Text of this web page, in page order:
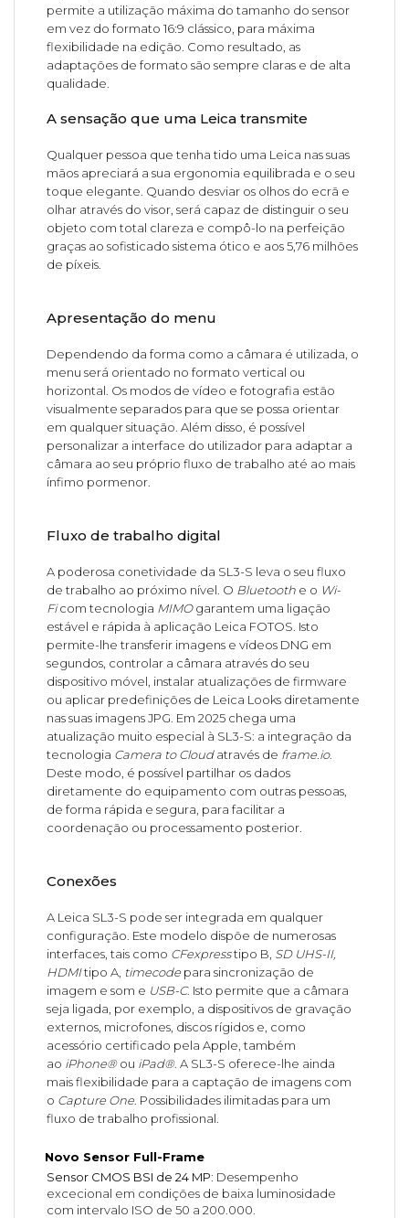
permite a utilização máxima do tamanho do sensor
em vez do formato 16:9 clássico, para máxima
flexibilidade na edição. Como resultado, as
adaptações de formato são sempre claras e de alta
qualidade.
A sensação que uma Leica transmite
Qualquer pessoa que tenha tido uma Leica nas suas
mãos apreciará a sua ergonomia equilibrada e o seu
toque elegante. Quando desviar os olhos do ecrã e
olhar através do visor, será capaz de distinguir o seu
objeto com total clareza e compô-lo na perfeição
graças ao sofisticado sistema ótico e aos 5,76 milhões
de píxeis.
Apresentação do menu
Dependendo da forma como a câmara é utilizada, o
menu será orientado no formato vertical ou
horizontal. Os modos de vídeo e fotografia estão
visualmente separados para que se possa orientar
em qualquer situação. Além disso, é possível
personalizar a interface do utilizador para adaptar a
câmara ao seu próprio fluxo de trabalho até ao mais
ínfimo pormenor.
Fluxo de trabalho digital
A poderosa conetividade da SL3-S leva o seu fluxo
de trabalho ao próximo nível. O Bluetooth e o Wi-
Ficom tecnologia MIMOgarantem uma ligação
estável e rápida à aplicação Leica FOTOS. Isto
permite-lhe transferir imagens e vídeos DNG em
segundos, controlar a câmara através do seu
dispositivo móvel, instalar atualizações de firmware
ou aplicar predefinições de Leica Looks diretamente
nas suas imagens JPG. Em 2025 chega uma
atualização muito especial à SL3-S: a integração da
tecnologia Camera to Cloudatravés de frame.io.
Deste modo, é possível partilhar os dados
diretamente do equipamento com outras pessoas,
de forma rápida e segura, para facilitar a
coordenação ou processamento posterior.
Conexões
A Leica SL3-S pode ser integrada em qualquer
configuração. Este modelo dispõe de numerosas
interfaces, tais como CFexpresstipo B, SD UHS-II,
HDMItipo A, timecode para sincronização de
imagem e som e USB-C. Isto permite que a câmara
seja ligada, por exemplo, a dispositivos de gravação
externos, microfones, discos rígidos e, como
acessório certificado pela Apple, também
ao iPhone®ou iPad®. A SL3-S oferece-lhe ainda
mais flexibilidade para a captação de imagens com
o Capture One . Possibilidades ilimitadas para um
fluxo de trabalho profissional.
Novo Sensor Full-Frame
Sensor CMOS BSI de 24 MP: Desempenho
excecional em condições de baixa luminosidade
com intervalo ISO de 50 a 200.000.